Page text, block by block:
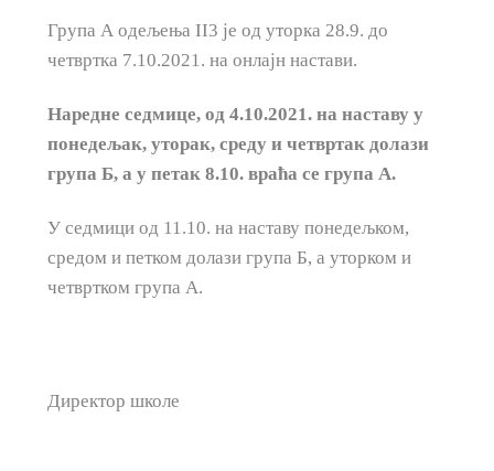
Група А одељења II3 je од уторка 28.9. до
четвртка 7.10.2021. на онлајн настави.
Наредне седмице, од 4.10.2021. на наставу у
понедељак, уторак, среду и четвртак долази
група Б, а у петак 8.10. враћа се група А.
У седмици од 11.10. на наставу понедељком,
средом и петком долази група Б, а уторком и
четвртком група А.
Директор школе